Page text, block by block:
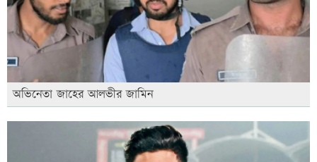
অভিনেতা জাহের আলভীর জামিন